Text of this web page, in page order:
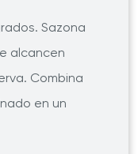
Sazona
alcancen
Combina
en un